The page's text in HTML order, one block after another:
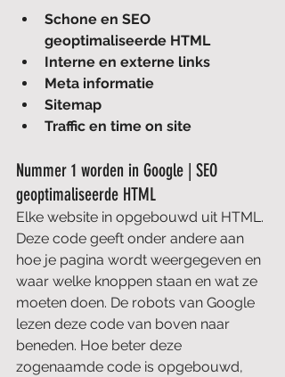
Schone en SEO
geoptimaliseerde HTML
Interne en externe links
Meta informatie
Sitemap
Traffic en time on site
Nummer 1 worden in Google | SEO
geoptimaliseerde HTML
Elke website in opgebouwd uit HTML.
Deze code geeft onder andere aan
hoe je pagina wordt weergegeven en
waar welke knoppen staan en wat ze
moeten doen. De robots van Google
lezen deze code van boven naar
beneden. Hoe beter deze
zogenaamde code is opgebouwd,